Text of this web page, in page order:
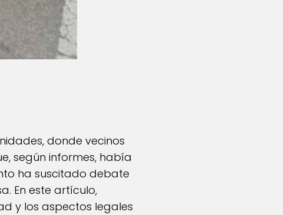
donde vecinos
según informes, había
ha suscitado debate
En este artículo,
y los aspectos legales